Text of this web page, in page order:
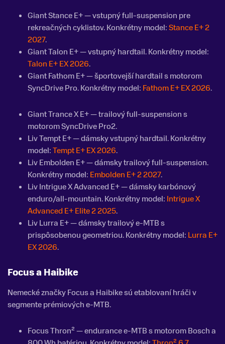
Giant Stance E+ — vstupný full-suspension pre
rekreačných cyklistov. Konkrétny model:Stance E+ 2
2027.
Giant Talon E+ — vstupný hardtail. Konkrétny model:
Talon E+ EX 2026.
Giant Fathom E+ — športovejší hardtail s motorom
SyncDrive Pro. Konkrétny model: Fathom E+ EX 2026.
Giant Trance X E+ — trailový full-suspension s
motorom SyncDrive Pro2.
Liv Tempt E+ — dámsky vstupný hardtail. Konkrétny
model:Tempt E+ EX 2026.
Liv Embolden E+ — dámsky trailový full-suspension.
Konkrétny model: Embolden E+ 2 2027.
Liv Intrigue X Advanced E+ — dámsky karbónový
enduro/all-mountain. Konkrétny model: Intrigue X
Advanced E+ Elite 2 2025.
Liv Lurra E+ — dámsky trailový e-MTB s
prispôsobenou geometriou. Konkrétny model: Lurra E+
EX 2026.
Focusa Haibike
Nemecké značky Focus a Haibike sú etablovaní hráči v
segmente prémiových e-MTB.
Focus Thron² — endurance e-MTB s motorom Bosch a